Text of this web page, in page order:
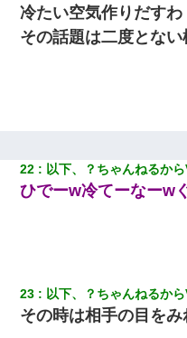
彼にプロポーズされたんだけ
した。B子「A男くんと別れ
彼氏の家に泊まる事になり、
と電気を消すとミシッって
よくドアを開けるとなんと…
中途採用のAが部長から呼び
冷たい空気作りだすわ
その話題は二度とない
22 以下、？ちゃんねるか
ひでーw冷てーなーw
23 以下、？ちゃんねるか
その時は相手の目を